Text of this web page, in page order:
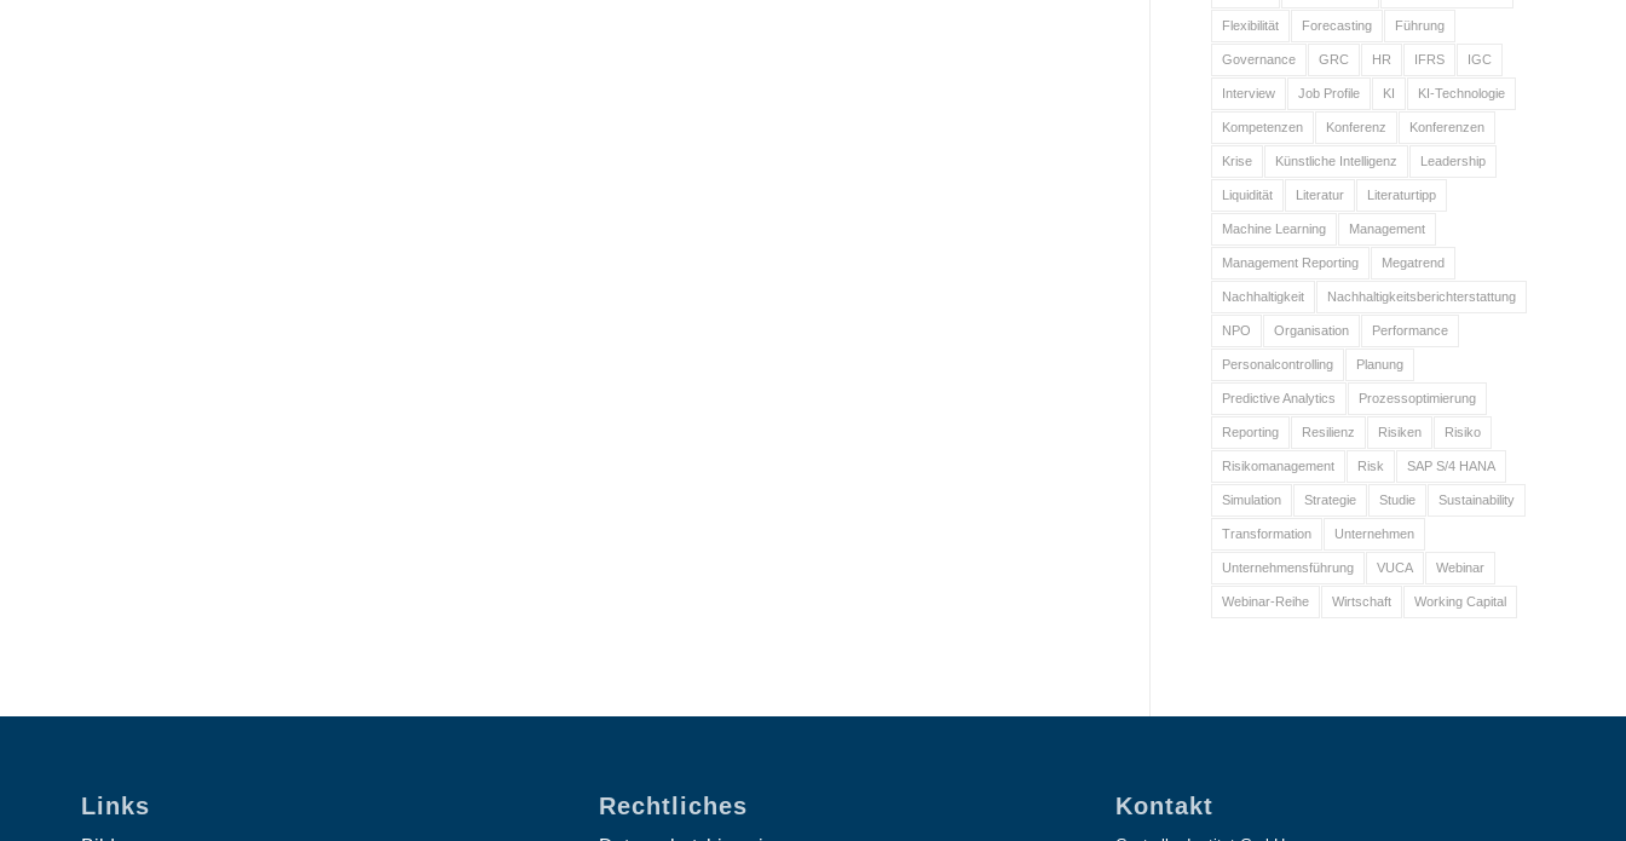
Flexibilität Forecasting Führung
Governance GRC HR IFRS IGC
Interview Job Profile KI KI-Technologie
Kompetenzen Konferenz Konferenzen
Krise Künstliche Intelligenz Leadership
Liquidität Literatur Literaturtipp
Machine Learning Management
Management Reporting Megatrend
Nachhaltigkeit Nachhaltigkeitsberichterstattung
NPO Organisation Performance
Personalcontrolling Planung
Predictive Analytics Prozessoptimierung
Reporting Resilienz Risiken Risiko
Risikomanagement Risk SAP S/4 HANA
Simulation Strategie Studie Sustainability
Transformation Unternehmen
Unternehmensführung VUCA Webinar
Webinar-Reihe Wirtschaft Working Capital
Links Rechtliches Kontakt